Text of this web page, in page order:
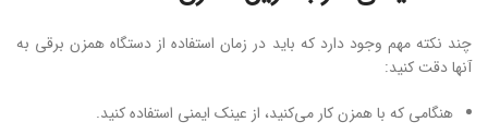
چند نکته مهم وجود دارد که باید در زمان استفاده از دستگاه همزن برقی به
آنها دقت کنید:
هنگامی که با همزن کار می‌کنید، از عینک ایمنی استفاده کنید.